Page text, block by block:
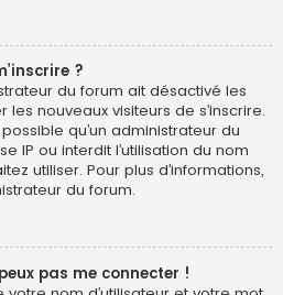
?
du forum ait désactivé les
nouveaux visiteurs de s’inscrire.
qu’un administrateur du
IP ou interdit l’utilisation du nom
utiliser. Pour plus d’informations,
du forum.
pas me connecter !